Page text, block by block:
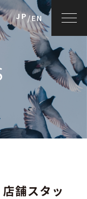
JP/EN
舗スタッ